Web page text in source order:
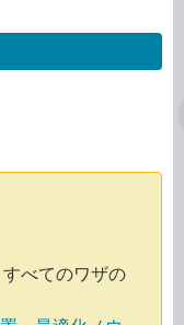
べてのワザの